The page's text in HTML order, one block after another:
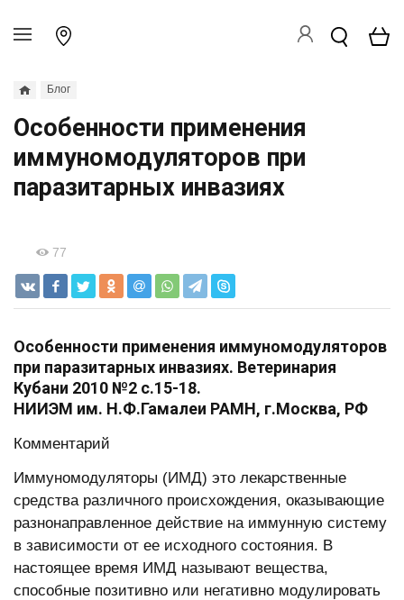
Блог
Особенности применения
иммуномодуляторов при
паразитарных инвазиях
77
Особенности применения иммуномодуляторов
при паразитарных инвазиях. Ветеринария
Кубани 2010 №2 с.15-18.
НИИЭМ им. Н.Ф.Гамалеи РАМН, г.Москва, РФ
Комментарий
Иммуномодуляторы (ИМД) это лекарственные
средства различного происхождения, оказывающие
разнонаправленное действие на иммунную систему
в зависимости от ее исходного состояния. В
настоящее время ИМД называют вещества,
способные позитивно или негативно модулировать